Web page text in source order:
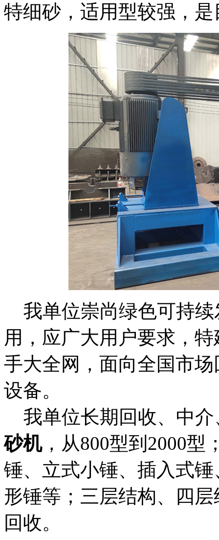
特细砂，适用型较强，
我单位崇尚绿色可持续
用，应广大用户要求，特
手大全网，面向全国市
设备。
我单位长期回收、中介
砂机，从800型到2000型
锤、立式小锤、插入式
形锤等；三层结构、四
回收。